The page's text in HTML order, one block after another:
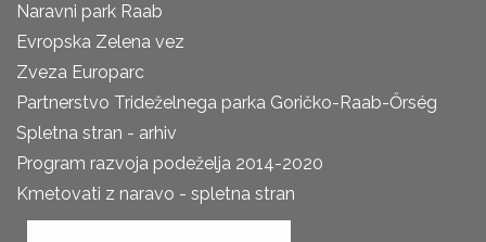
Naravni park Raab
Evropska Zelena vez
Zveza Europarc
Partnerstvo Trideželnega parka Goričko-Raab-Őrség
Spletna stran - arhiv
Program razvoja podeželja 2014-2020
Kmetovati z naravo - spletna stran